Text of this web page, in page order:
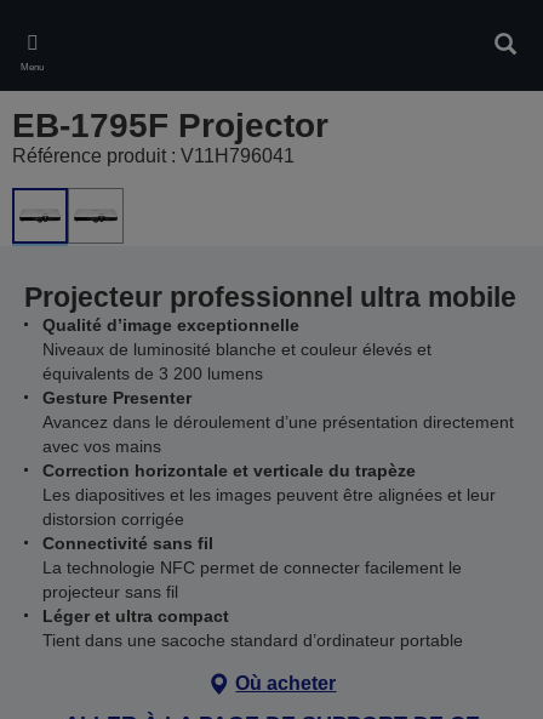
main
content
Menu
EB-1795F Projector
Référence produit : V11H796041
Projecteur professionnel ultra mobile
Qualité d’image exceptionnelle
Niveaux de luminosité blanche et couleur élevés et
équivalents de 3 200 lumens
Gesture Presenter
Avancez dans le déroulement d’une présentation directement
avec vos mains
Correction horizontale et verticale du trapèze
Les diapositives et les images peuvent être alignées et leur
distorsion corrigée
Connectivité sans fil
La technologie NFC permet de connecter facilement le
projecteur sans fil
Léger et ultra compact
Tient dans une sacoche standard d’ordinateur portable
Où acheter